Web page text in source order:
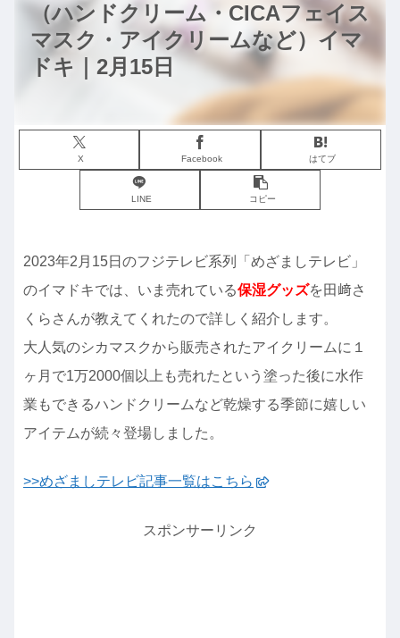
（ハンドクリーム・CICAフェイス
マスク・アイクリームなど）イマ
ドキ｜2月15日
X Facebook はてブ
LINE コピー
2023年2月15日のフジテレビ系列「めざましテレビ」
のイマドキでは、いま売れている保湿グッズを田﨑さ
くらさんが教えてくれたので詳しく紹介します。
大人気のシカマスクから販売されたアイクリームに１
ヶ月で1万2000個以上も売れたという塗った後に水作
業もできるハンドクリームなど乾燥する季節に嬉しい
アイテムが続々登場しました。
>>めざましテレビ記事一覧はこちら
スポンサーリンク